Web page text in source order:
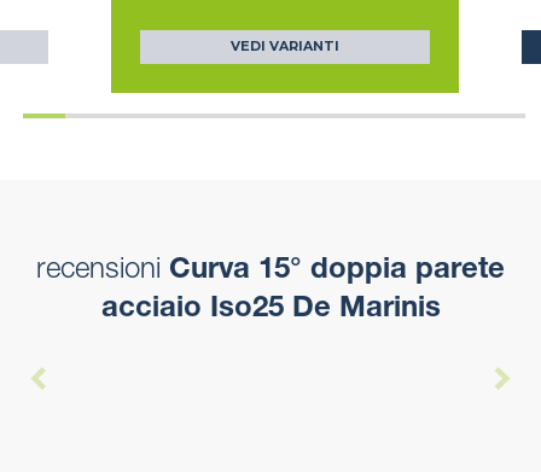
VEDI VARIANTI
recensioni Curva 15° doppia parete
acciaio Iso25 De Marinis